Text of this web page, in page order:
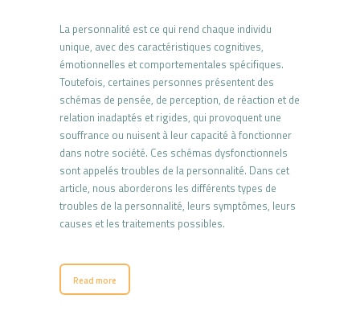
La personnalité est ce qui rend chaque individu
unique, avec des caractéristiques cognitives,
émotionnelles et comportementales spécifiques.
Toutefois, certaines personnes présentent des
schémas de pensée, de perception, de réaction et de
relation inadaptés et rigides, qui provoquent une
souffrance ou nuisent à leur capacité à fonctionner
dans notre société. Ces schémas dysfonctionnels
sont appelés troubles de la personnalité. Dans cet
article, nous aborderons les différents types de
troubles de la personnalité, leurs symptômes, leurs
causes et les traitements possibles.
Read more